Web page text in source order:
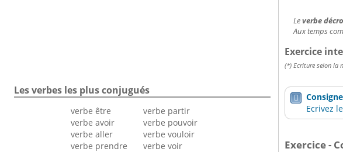
Leverbe
Aux temps
Exercice
(*) Ecriture selon la

Ecrivez
Exercice -
Les verbes les plus conjugués
verbe être
verbe avoir
verbe aller
verbe prendre
verbe partir
verbe pouvoir
verbe vouloir
verbe voir